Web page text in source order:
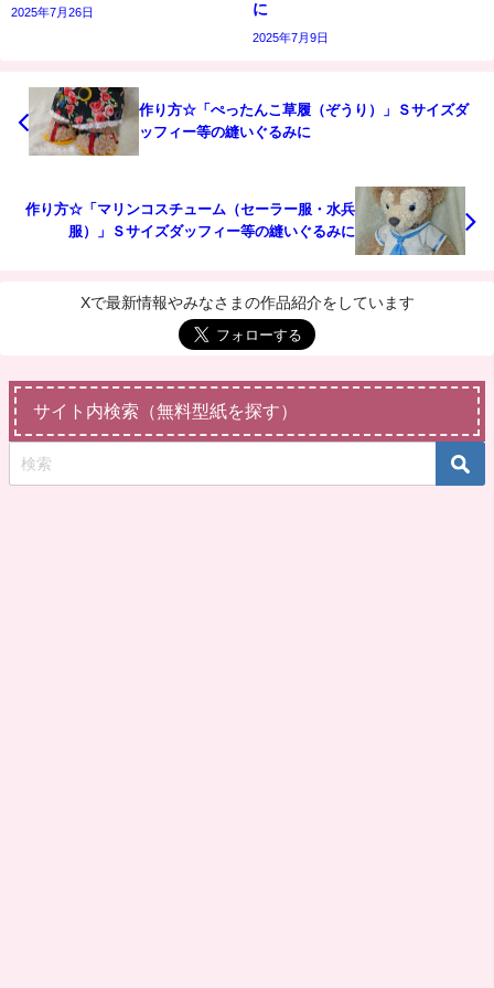
2025年7月26日
に
2025年7月9日
作り方☆「ぺったんこ草履（ぞうり）」Ｓサイズダ
ッフィー等の縫いぐるみに
作り方☆「マリンコスチューム（セーラー服・水兵
服）」Ｓサイズダッフィー等の縫いぐるみに
Xで最新情報やみなさまの作品紹介をしています
サイト内検索（無料型紙を探す）